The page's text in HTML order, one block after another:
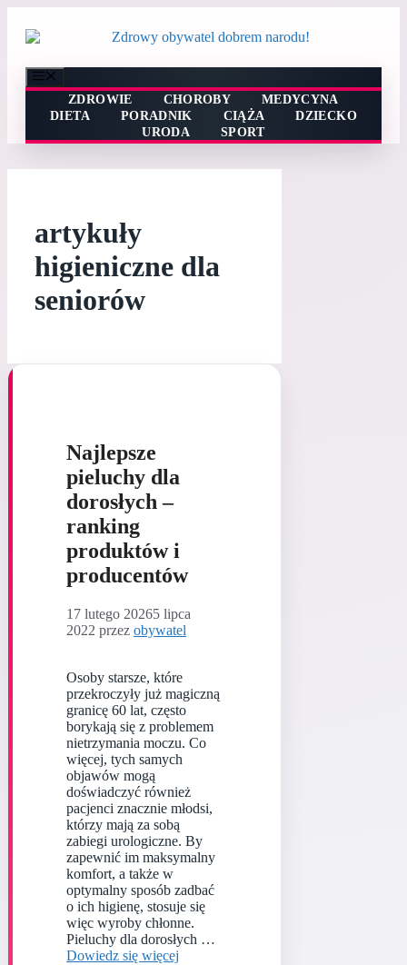
treści
ZDROWIE
CHOROBY
MEDYCYNA
DIETA
PORADNIK CIĄŻA
DZIECKO
URODA
SPORT
artykuły
higieniczne dla
seniorów
Najlepsze
pieluchy dla
dorosłych –
ranking
produktów i
producentów
17 lutego 20265 lipca
2022 przez obywatel
Osoby starsze, które
przekroczyły już magiczną
granicę 60 lat, często
borykają się z problemem
nietrzymania moczu. Co
więcej, tych samych
objawów mogą
doświadczyć również
pacjenci znacznie młodsi,
którzy mają za sobą
zabiegi urologiczne. By
zapewnić im maksymalny
komfort, a także w
optymalny sposób zadbać
o ich higienę, stosuje się
więc wyroby chłonne.
Pieluchy dla dorosłych …
Dowiedz się więcej